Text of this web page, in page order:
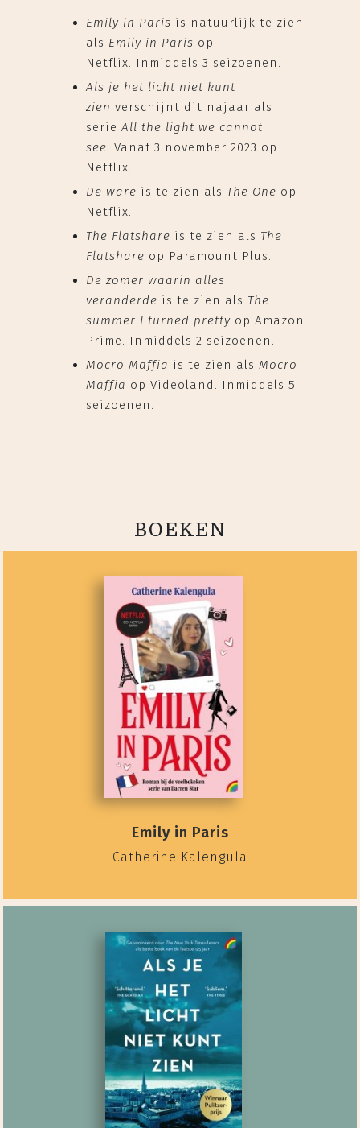
Emily in Paris is natuurlijk te zien
als Emily in Paris op
Netflix. Inmiddels 3 seizoenen.
Als je het licht niet kunt
zienverschijnt dit najaar als
serieAll the light we cannot
see.Vanaf 3 november 2023 op
Netflix.
De ware is te zien als The One op
Netflix.
The Flatshare is te zien als The
Flatshare op Paramount Plus.
De zomer waarin alles
veranderde is te zien als The
summer I turned pretty op Amazon
Prime. Inmiddels 2 seizoenen.
Mocro Maffia is te zien alsMocro
Maffia op Videoland. Inmiddels 5
seizoenen.
BOEKEN
Emily in Paris
Catherine Kalengula